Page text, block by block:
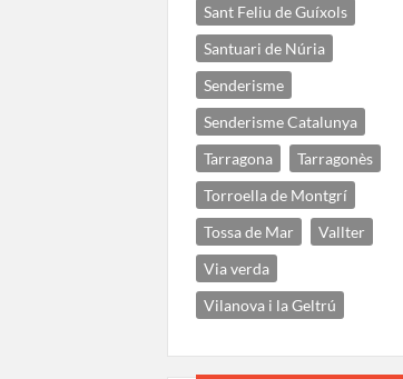
Sant Feliu de Guíxols
Santuari de Núria
Senderisme
Senderisme Catalunya
Tarragona
Tarragonès
Torroella de Montgrí
Tossa de Mar
Vallter
Via verda
Vilanova i la Geltrú